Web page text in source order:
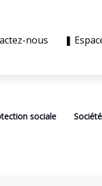
nous ❚
sociale Société